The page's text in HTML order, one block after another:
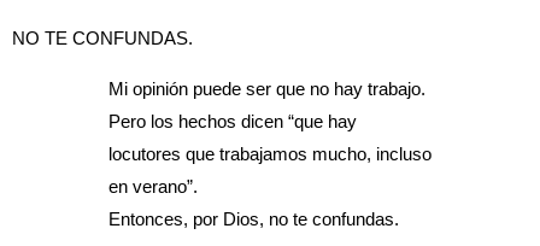
NO TE CONFUNDAS.
Mi opinión puede ser que no hay trabajo.
Pero los hechos dicen “que hay
locutores que trabajamos mucho, incluso
en verano”.
Entonces, por Dios, no te confundas.